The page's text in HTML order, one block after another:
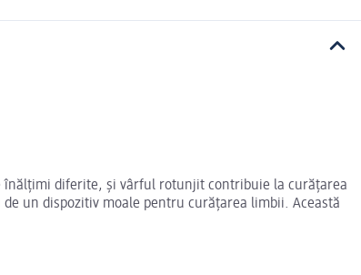
înălțimi diferite, și vârful rotunjit contribuie la curățarea
un dispozitiv moale pentru curățarea limbii. Această